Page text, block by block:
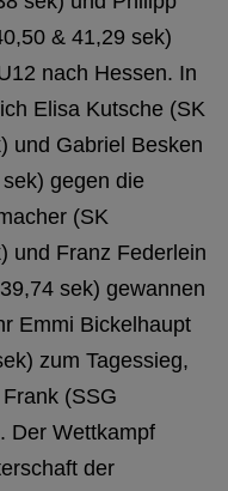
& 41,29 sek)
nach Hessen. In
Elisa Kutsche (SK
und Gabriel Besken
gegen die
(SK
und Franz Federlein
sek) gewannen
Emmi Bickelhaupt
zum Tagessieg,
(SSG
Der Wettkampf
der